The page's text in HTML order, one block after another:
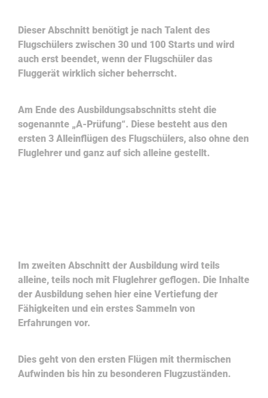
Dieser Abschnitt benötigt je nach Talent des
Flugschülers zwischen 30 und 100 Starts und wird
auch erst beendet, wenn der Flugschüler das
Fluggerät wirklich sicher beherrscht.
Am Ende des Ausbildungsabschnitts steht die
sogenannte „A-Prüfung“. Diese besteht aus den
ersten 3 Alleinflügen des Flugschülers, also ohne den
Fluglehrer und ganz auf sich alleine gestellt.
Im zweiten Abschnitt der Ausbildung wird teils
alleine, teils noch mit Fluglehrer geflogen. Die Inhalte
der Ausbildung sehen hier eine Vertiefung der
Fähigkeiten und ein erstes Sammeln von
Erfahrungen vor.
Dies geht von den ersten Flügen mit thermischen
Aufwinden bis hin zu besonderen Flugzuständen.